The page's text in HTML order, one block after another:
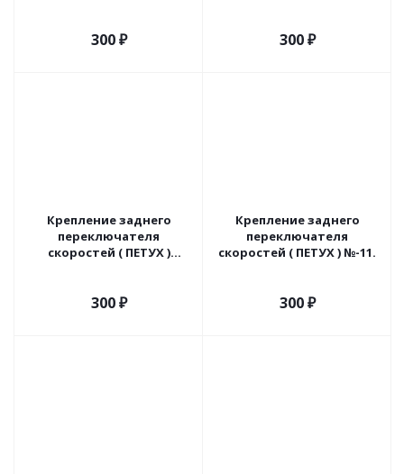
300₽ 300₽
Крепление заднего
переключателя
скоростей ( ПЕТУХ )
300₽
Крепление заднего
переключателя
скоростей ( ПЕТУХ ) №-11.
300₽